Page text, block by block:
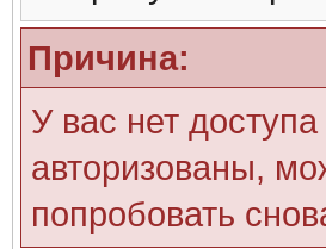
Причина:
У вас нет
авторизованы,
попробовать